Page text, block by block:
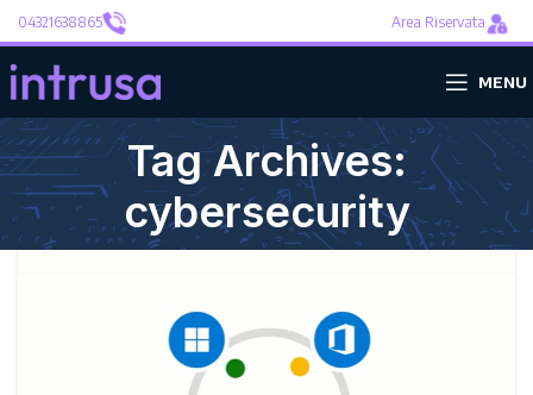
04321638865 Area Riservata
MENU
Tag Archives:
cybersecurity